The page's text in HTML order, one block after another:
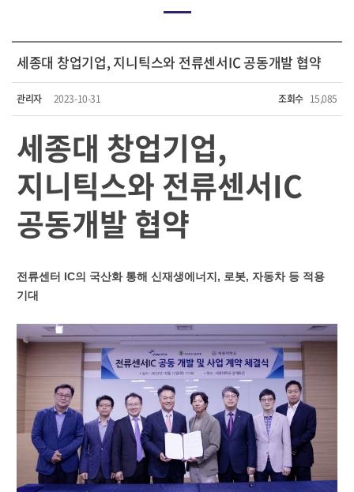
세종대 창업기업, 지니틱스와 전류센서IC 공동개발 협약
관리자 2023-10-31 조회수 15,085
세종대 창업기업,
지니틱스와 전류센서IC
공동개발 협약
전류센터 IC의 국산화 통해 신재생에너지, 로봇, 자동차 등 적용
기대